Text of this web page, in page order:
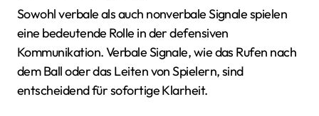
Sowohl verbale als auch nonverbale Signale spielen
eine bedeutende Rolle in der defensiven
Kommunikation. Verbale Signale, wie das Rufen nach
dem Ball oder das Leiten von Spielern, sind
entscheidend für sofortige Klarheit.